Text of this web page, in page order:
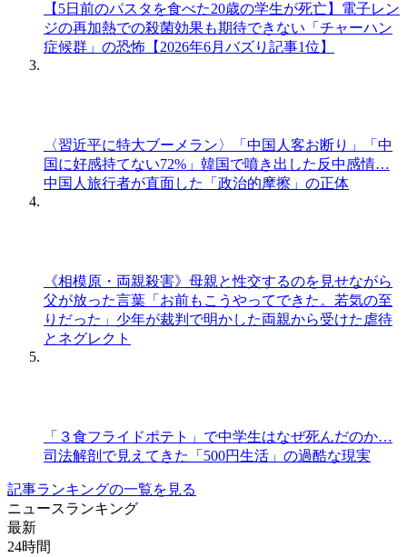
【5日前のパスタを食べた20歳の学生が死亡】電子レン
ジの再加熱での殺菌効果も期待できない「チャーハン
症候群」の恐怖【2026年6月バズり記事1位】
〈習近平に特大ブーメラン〉「中国人客お断り」「中
国に好感持てない72%」韓国で噴き出した反中感情…
中国人旅行者が直面した「政治的摩擦」の正体
《相模原・両親殺害》母親と性交するのを見せながら
父が放った言葉「お前もこうやってできた。若気の至
りだった」少年が裁判で明かした両親から受けた虐待
とネグレクト
「３食フライドポテト」で中学生はなぜ死んだのか…
司法解剖で見えてきた「500円生活」の過酷な現実
記事ランキングの一覧を見る
ニュースランキング
最新
24時間